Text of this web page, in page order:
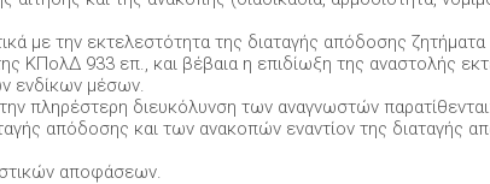
με την εκτελεστότητα της διαταγής απόδοσης ζητήματα
ΚΠολΔ 933 επ., και βέβαια η επιδίωξη της αναστολής
ενδίκων μέσων.
πληρέστερη διευκόλυνση των αναγνωστών παρατίθενται:
απόδοσης και των ανακοπών εναντίον της διαταγής
αποφάσεων.